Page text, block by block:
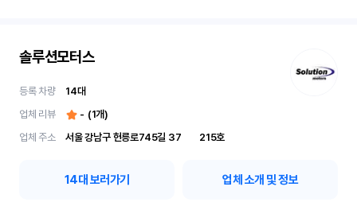
솔루션모터스
등록 차량 14대
업체 리뷰
- (1개)
업체 주소
서울 강남구 헌릉로745길 37	215호
14대 보러가기 업체 소개 및 정보